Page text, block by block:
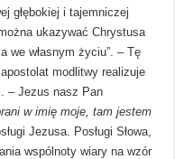
głębokiej i tajemniczej
ukazywać Chrystusa
we własnym życiu”. – Tę
modlitwy realizuje
– Jezus nasz Pan
w imię moje, tam jestem
Jezusa. Posługi Słowa,
wspólnoty wiary na wzór